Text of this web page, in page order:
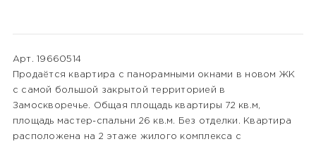
Арт. 19660514
Продаётся квартира с панорамными окнами в новом ЖК
с самой большой закрытой территорией в
Замоскворечье. Общая площадь квартиры 72 кв.м,
площадь мастер-спальни 26 кв.м. Без отделки. Квартира
расположена на 2 этаже жилого комплекса с